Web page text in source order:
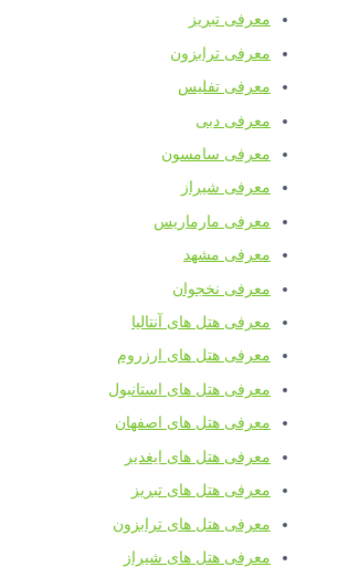
معرفی تبریز
معرفی ترابزون
معرفی تفلیس
معرفی دبی
معرفی سامسون
معرفی شیراز
معرفی مارماریس
معرفی مشهد
معرفی نخجوان
معرفی هتل های آنتالیا
معرفی هتل های ارزروم
معرفی هتل های استانبول
معرفی هتل های اصفهان
معرفی هتل های ایغدیر
معرفی هتل های تبریز
معرفی هتل های ترابزون
معرفی هتل های شیراز